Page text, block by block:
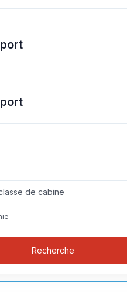
de cabine
Recherche